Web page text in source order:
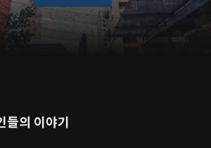
들의 이야기